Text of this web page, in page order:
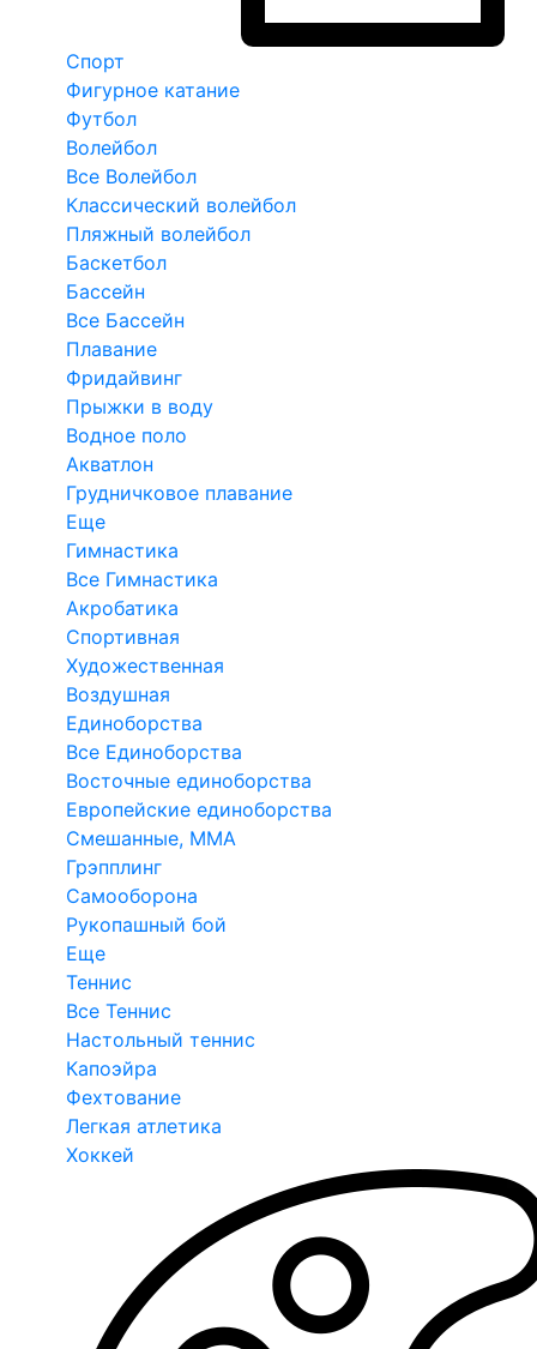
Спорт
Фигурное катание
Футбол
Волейбол
Все Волейбол
Классический волейбол
Пляжный волейбол
Баскетбол
Бассейн
Все Бассейн
Плавание
Фридайвинг
Прыжки в воду
Водное поло
Акватлон
Грудничковое плавание
Еще
Гимнастика
Все Гимнастика
Акробатика
Спортивная
Художественная
Воздушная
Единоборства
Все Единоборства
Восточные единоборства
Европейские единоборства
Смешанные, ММА
Грэпплинг
Самооборона
Рукопашный бой
Еще
Теннис
Все Теннис
Настольный теннис
Капоэйра
Фехтование
Легкая атлетика
Хоккей